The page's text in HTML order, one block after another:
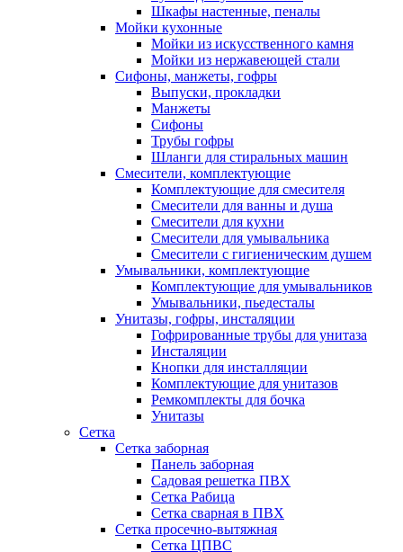
Шкафы настенные, пеналы
Мойки кухонные
Мойки из искусственного камня
Мойки из нержавеющей стали
Сифоны, манжеты, гофры
Выпуски, прокладки
Манжеты
Сифоны
Трубы гофры
Шланги для стиральных машин
Смесители, комплектующие
Комплектующие для смесителя
Смесители для ванны и душа
Смесители для кухни
Смесители для умывальника
Смесители с гигиеническим душем
Умывальники, комплектующие
Комплектующие для умывальников
Умывальники, пьедесталы
Унитазы, гофры, инсталяции
Гофрированные трубы для унитаза
Инсталяции
Кнопки для инсталляции
Комплектующие для унитазов
Ремкомплекты для бочка
Унитазы
Сетка
Сетка заборная
Панель заборная
Садовая решетка ПВХ
Сетка Рабица
Сетка сварная в ПВХ
Сетка просечно-вытяжная
Сетка ЦПВС